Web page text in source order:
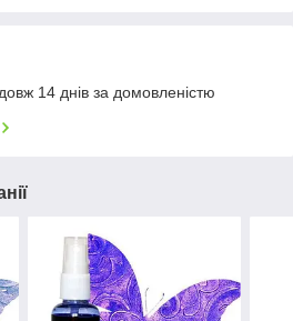
14 днів за домовленістю